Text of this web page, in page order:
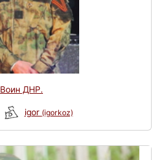
Воин ДНР.
igor (igorkoz)